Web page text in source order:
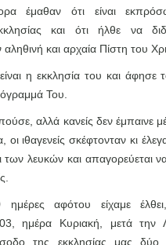
έμαθαν ότι είναι
και ότι ήλθε να
και αρχαία Πίστη του
η εκκλησία του και άφησε
Του.
αλλά κανείς δεν έμπαινε
ιθαγενείς σκέφτονταν κι
των λευκών και απαγορεύεται
αφότου είχαμε
ημέρα Κυριακή, μετά την
της εκκλησίας μας δύο